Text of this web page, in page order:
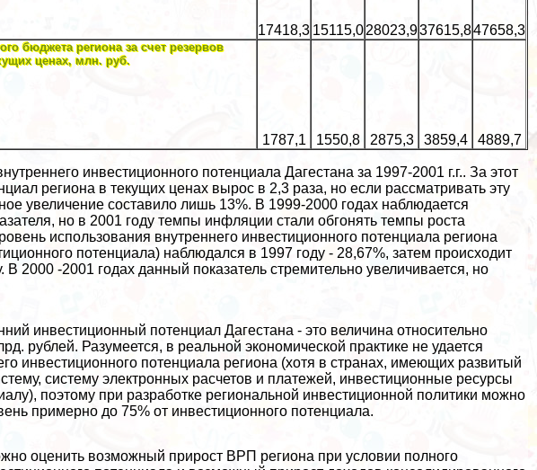
17418,3 15115,0 28023,937615,847658,3
бюджета региона за счет резервов
ценах, млн. руб.
1787,1 1550,8 2875,3 3859,4 4889,7
инвестиционного потенциала Дагестана за 1997-2001 г.г.. За этот
региона в текущих ценах вырос в 2,3 раза, но если рассматривать эту
увеличение составило лишь 13%. В 1999-2000 годах наблюдается
но в 2001 году темпы инфляции стали обгонять темпы роста
использования внутреннего инвестиционного потенциала региона
потенциала) наблюдался в 1997 году - 28,67%, затем происходит
В 2000 -2001 годах данный показатель стремительно увеличивается, но
инвестиционный потенциал Дагестана - это величина относительно
рублей. Разумеется, в реальной экономической пpaктике не удается
инвестиционного потенциала региона (хотя в странах, имеющих развитый
систему электронных расчетов и платежей, инвестиционные ресурсы
поэтому при разработке региональной инвестиционной политики можно
примерно до 75% от инвестиционного потенциала.
оценить возможный прирост ВРП региона при условии полного